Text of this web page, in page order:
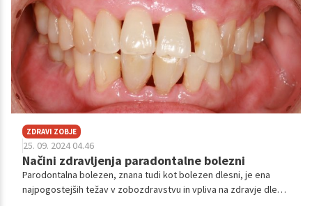
ZDRAVI ZOBJE
25. 09. 2024 04.46
Načini zdravljenja paradontalne bolezni
Parodontalna bolezen, znana tudi kot bolezen dlesni, je ena
najpogostejših težav v zobozdravstvu in vpliva na zdravje dlesni